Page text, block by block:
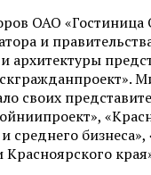
ОАО
и
архитектуры
своих
среднего бизнеса»,